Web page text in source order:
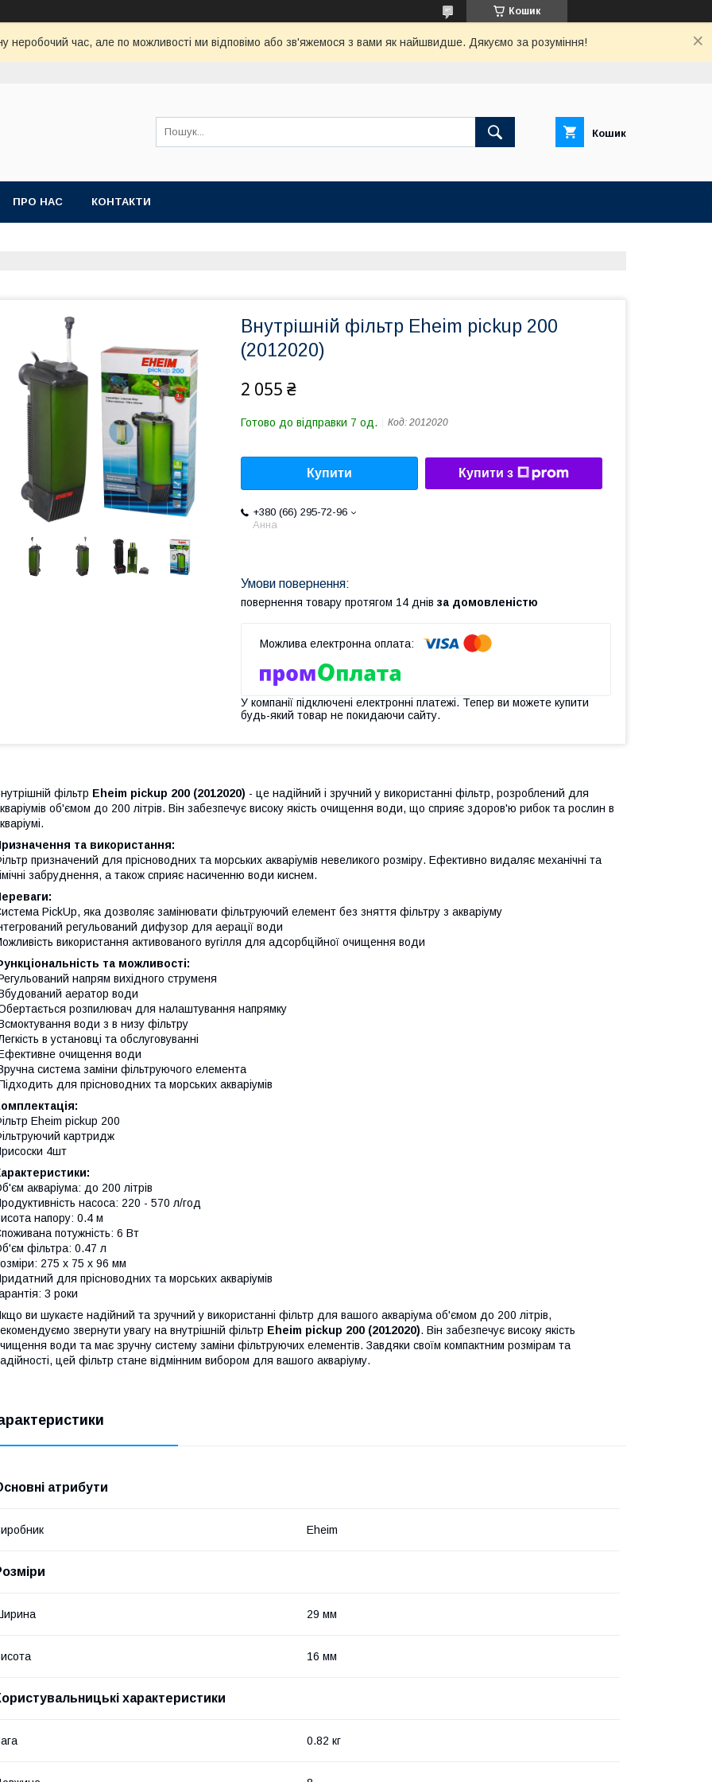
Кошик
неробочий час, але по можливості ми відповімо або зв'яжемося з вами як найшвидше. Дякуємо за розуміння!
Кошик
ПРО НАС КОНТАКТИ
Внутрішній фільтр Eheim pickup 200
(2012020)
2 055 ₴
Готово до відправки 7 од. Код: 2012020
Купити Купити з
+380 (66) 295-72-96
Анна
повернення товару протягом 14 днів за домовленістю
У компанії підключені електронні платежі. Тепер ви можете купити
будь-який товар не покидаючи сайту.
фільтр Eheim pickup 200 (2012020) - це надійний і зручний у використанні фільтр, розроблений для
об'ємом до 200 літрів. Він забезпечує високу якість очищення води, що сприяє здоров'ю рибок та рослин в
та використання:
призначений для прісноводних та морських акваріумів невеликого розміру. Ефективно видаляє механічні та
забруднення, а також сприяє насиченню води киснем.
PickUp, яка дозволяє замінювати фільтруючий елемент без зняття фільтру з акваріуму
регульований дифузор для аерації води
використання активованого вугілля для адсорбційної очищення води
та можливості:
напрям вихідного струменя
аератор води
розпилювач для налаштування напрямку
води з в низу фільтру
в установці та обслуговуванні
очищення води
система заміни фільтруючого елемента
для прісноводних та морських акваріумів
Eheim pickup 200
картридж
4шт
акваріума: до 200 літрів
насоса: 220 - 570 л/год
напору: 0.4 м
потужність: 6 Вт
фільтра: 0.47 л
275 x 75 x 96 мм
для прісноводних та морських акваріумів
3 роки
ви шукаєте надійний та зручний у використанні фільтр для вашого акваріума об'ємом до 200 літрів,
звернути увагу на внутрішній фільтр Eheim pickup 200 (2012020). Він забезпечує високу якість
води та має зручну систему заміни фільтруючих елементів. Завдяки своїм компактним розмірам та
цей фільтр стане відмінним вибором для вашого акваріуму.
атрибути
Eheim
29 мм
16 мм
характеристики
0.82 кг